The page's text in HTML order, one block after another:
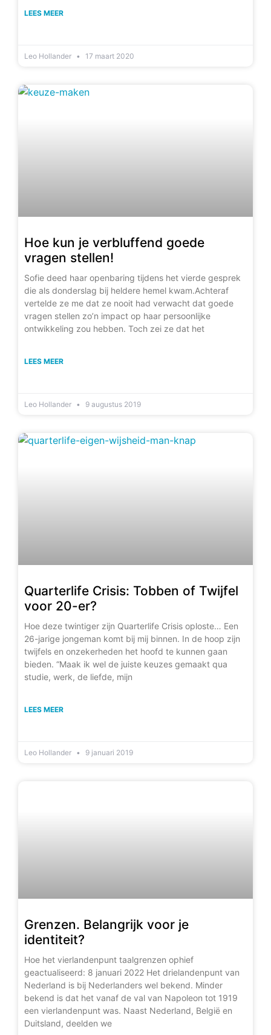
LEES MEER
Leo Hollander 17 maart 2020
Hoe kun je verbluffend goede
vragen stellen!
Sofie deed haar openbaring tijdens het vierde gesprek
die als donderslag bij heldere hemel kwam.Achteraf
vertelde ze me dat ze nooit had verwacht dat goede
vragen stellen zo’n impact op haar persoonlijke
ontwikkeling zou hebben. Toch zei ze dat het
LEES MEER
Leo Hollander 9 augustus 2019
Quarterlife Crisis: Tobben of Twijfel
voor 20-er?
Hoe deze twintiger zijn Quarterlife Crisis oploste… Een
26-jarige jongeman komt bij mij binnen. In de hoop zijn
twijfels en onzekerheden het hoofd te kunnen gaan
bieden. “Maak ik wel de juiste keuzes gemaakt qua
studie, werk, de liefde, mijn
LEES MEER
Leo Hollander 9 januari 2019
Grenzen. Belangrijk voor je
identiteit?
Hoe het vierlandenpunt taalgrenzen ophief
geactualiseerd: 8 januari 2022 Het drielandenpunt van
Nederland is bij Nederlanders wel bekend. Minder
bekend is dat het vanaf de val van Napoleon tot 1919
een vierlandenpunt was. Naast Nederland, België en
Duitsland, deelden we